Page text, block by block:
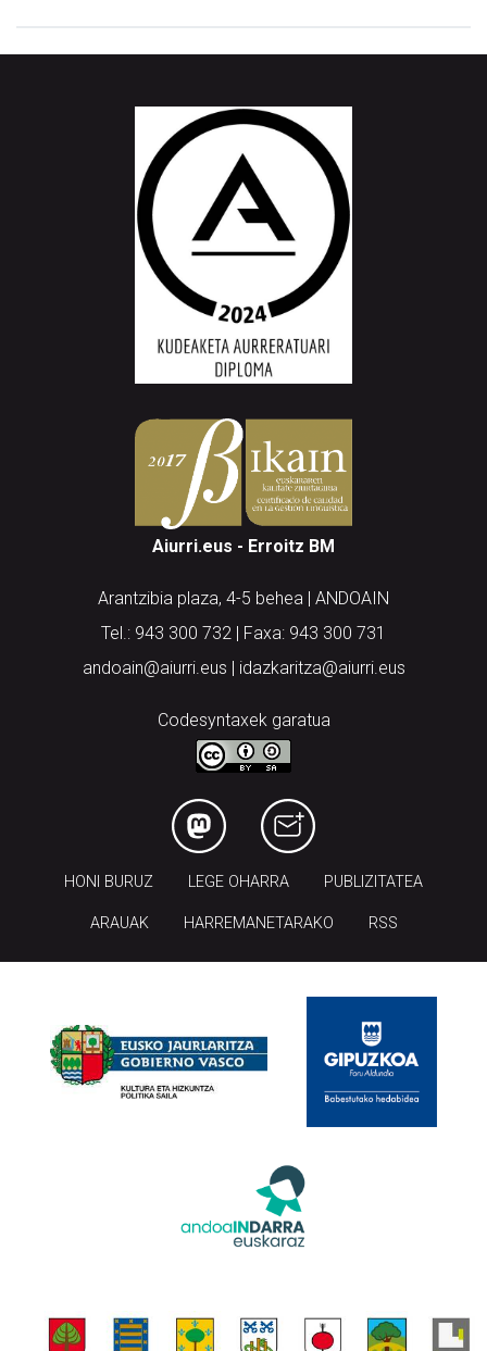
Aiurri.eus - Erroitz BM
Arantzibia plaza, 4-5 behea | ANDOAIN
Tel.: 943 300 732 | Faxa: 943 300 731
andoain@aiurri.eus | idazkaritza@aiurri.eus
Codesyntaxek garatua
HONI BURUZ LEGE OHARRA PUBLIZITATEA
ARAUAK HARREMANETARAKO RSS